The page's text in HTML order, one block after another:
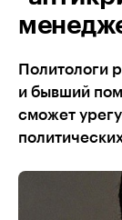
Политологи
и бывший
сможет